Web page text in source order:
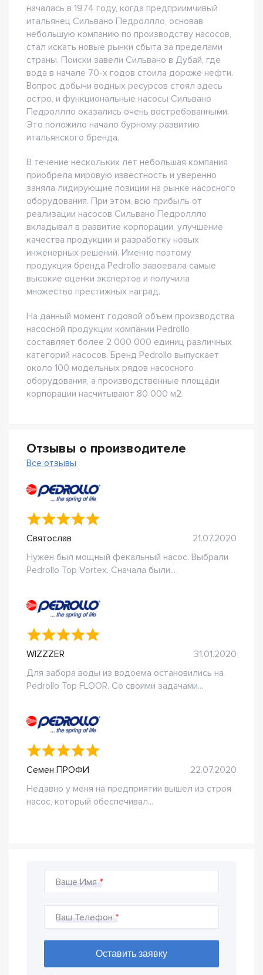
началась в 1974 году, когда предприимчивый
итальянец Сильвано Педроллло, основав
небольшую компанию по производству насосов,
стал искать новые рынки сбыта за пределами
страны. Поиски завели Сильвано в Дубай, где
вода в начале 70-х годов стоила дороже нефти.
Вопрос добычи водных ресурсов стоял здесь
остро, и функциональные насосы Сильвано
Педроллло оказались очень востребованными.
Это положило начало бурному развитию
итальянского бренда.
В течение нескольких лет небольшая компания
приобрела мировую известность и уверенно
заняла лидирующие позиции на рынке насосного
оборудования. При этом, всю прибыль от
реализации насосов Сильвано Педроллло
вкладывал в развитие корпорации, улучшение
качества продукции и разработку новых
инженерных решений. Именно поэтому
продукция бренда Pedrollo завоевала самые
высокие оценки экспертов и получила
множество престижных наград.
На данный момент годовой объем производства
насосной продукции компании Pedrollo
составляет более 2 000 000 единиц различных
категорий насосов. Бренд Pedrollo выпускает
около 100 модельных рядов насосного
оборудования, а производственные площади
корпорации насчитывают 80 000 м2.
Отзывы о производителе
Все отзывы
Святослав
21.07.2020
Нужен был мощный фекальный насос. Выбрали
Pedrollo Top Vortex. Сначала были...
WIZZZER
31.01.2020
Для забора воды из водоема остановились на
Pedrollo Top FLOOR. Со своими задачами...
Семен ПРОФИ
22.07.2020
Недавно у меня на предприятии вышел из строя
насос, который обеспечивал...
Ваше Имя
Ваш Телефон